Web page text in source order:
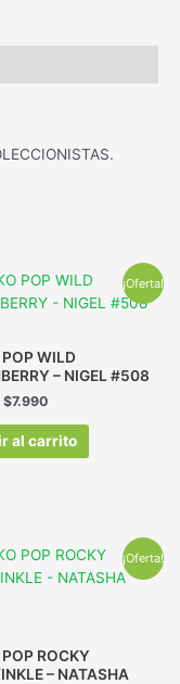
¡Oferta!
POP WILD
– NIGEL #508
$7.990
al carrito
¡Oferta!
ROCKY
– NATASHA